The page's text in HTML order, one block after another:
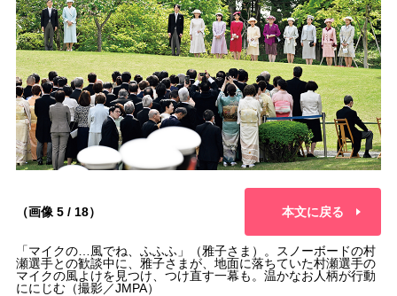
（画像 5 / 18） 本文に戻る
「マイクの…風でね、ふふふ」（雅子さま）。スノーボードの村
瀬選手との歓談中に、雅子さまが、地面に落ちていた村瀬選手の
マイクの風よけを見つけ、つけ直す一幕も。温かなお人柄が行動
ににじむ（撮影／JMPA）